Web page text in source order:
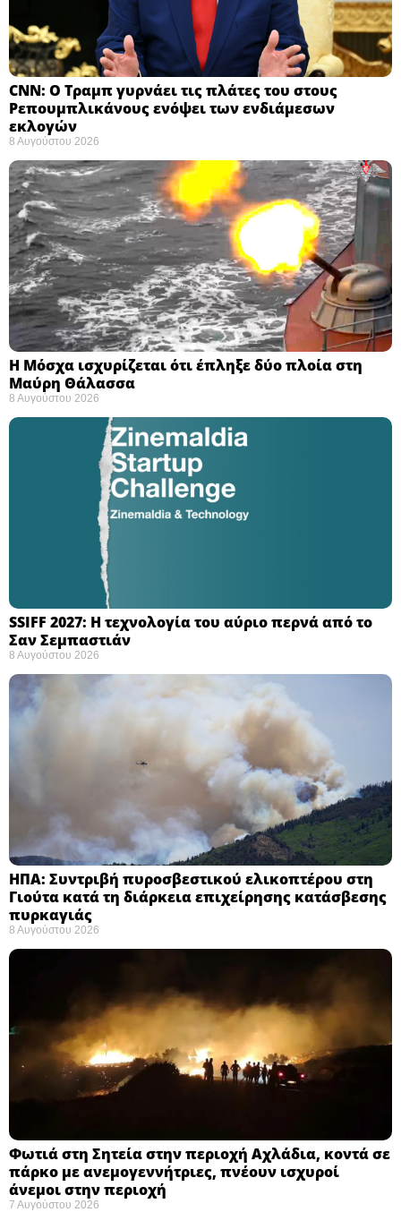
CNN: Ο Τραμπ γυρνάει τις πλάτες του στους
Ρεπουμπλικάνους ενόψει των ενδιάμεσων
εκλογών ​
8 Αυγούστου 2026
Η Μόσχα ισχυρίζεται ότι έπληξε δύο πλοία στη
Μαύρη Θάλασσα ​
8 Αυγούστου 2026
SSIFF 2027: Η τεχνολογία του αύριο περνά από το
Σαν Σεμπαστιάν ​
8 Αυγούστου 2026
ΗΠΑ: Συντριβή πυροσβεστικού ελικοπτέρου στη
Γιούτα κατά τη διάρκεια επιχείρησης κατάσβεσης
πυρκαγιάς ​
8 Αυγούστου 2026
Φωτιά στη Σητεία στην περιοχή Αχλάδια, κοντά σε
πάρκο με ανεμογεννήτριες, πνέουν ισχυροί
άνεμοι στην περιοχή
7 Αυγούστου 2026